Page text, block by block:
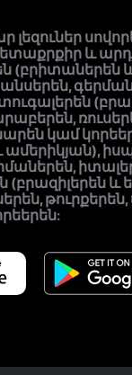
լեզուներ
և
(բրիտաներեն
կամ
(բրազիլերեն